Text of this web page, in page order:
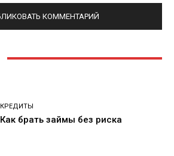
КРЕДИТЫ
Как брать займы без риска